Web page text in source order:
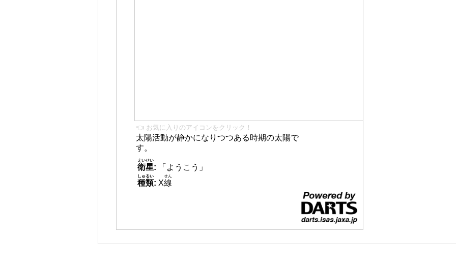
👈 お気に入りのアイコンをクリック！
太陽活動が静かになりつつある時期の太陽で
す。
衛星
えいせい
:
「ようこう」
種類
しゅるい
: X線
せん